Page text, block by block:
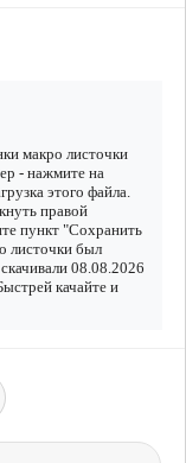
макро листочки
- нажмите на
этого файла.
правой
пункт "Сохранить
листочки был
08.08.2026
качайте и